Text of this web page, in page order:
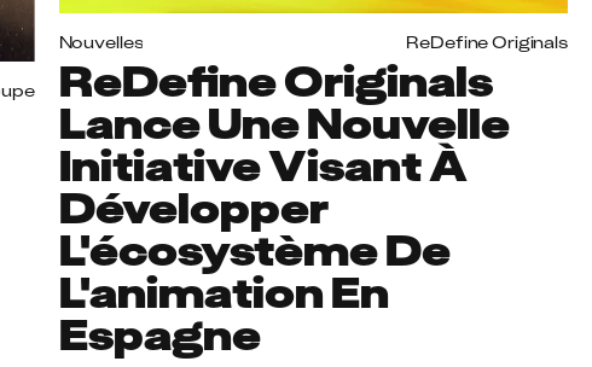
Nouvelles ReDefine Originals
ReDefine Originals
Lance Une Nouvelle
Initiative Visant À
Développer
L'écosystème De
L'animation En
Espagne